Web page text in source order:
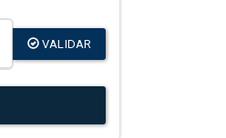
VALIDAR